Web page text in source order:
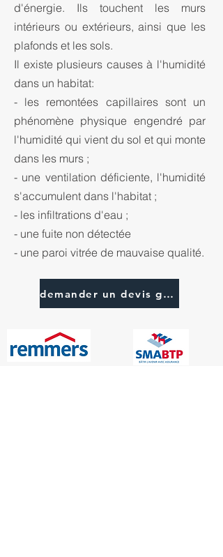
d'énergie. Ils touchent les murs
intérieurs ou extérieurs, ainsi que les
plafonds et les sols.
Il existe plusieurs causes à l'humidité
dans un habitat:
- les remontées capillaires sont un
phénomène physique engendré par
l'humidité qui vient du sol et qui monte
dans les murs ;
- une ventilation déficiente, l'humidité
s'accumulent dans l'habitat ;
- les infiltrations d'eau ;
- une fuite non détectée
- une paroi vitrée de mauvaise qualité.
demander un devis gratuit